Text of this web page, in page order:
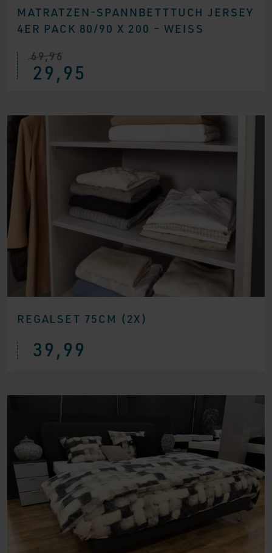
MATRATZEN-SPANNBETTTUCH JERSEY
4ER PACK 80/90 X 200 – WEISS
69,96
Ursprünglicher
Preis
war:
29,95
Aktueller
Preis
ist:
REGALSET 75CM (2X)
39,99